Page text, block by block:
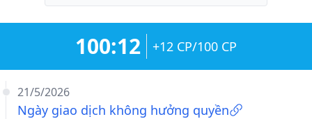
21/5/2026
Ngày giao dịch không hưởng quyền
100:12 +12 CP/100 CP